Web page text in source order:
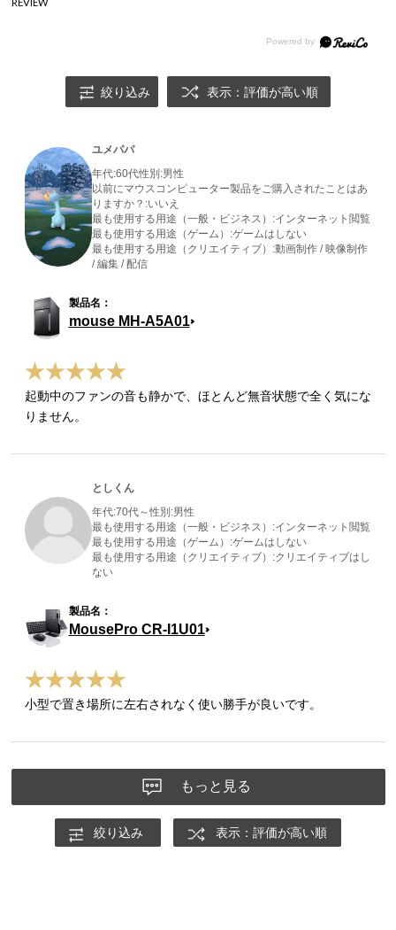
絞り込み 表示：評価が高い順
ユメパパ
年代:60代性別:男性
以前にマウスコンピューター製品をご購入されたことはあ
りますか？:いいえ
最も使用する用途（一般・ビジネス）:インターネット閲覧
最も使用する用途（ゲーム）:ゲームはしない
最も使用する用途（クリエイティブ）:動画制作 / 映像制作
/ 編集 / 配信
mouse MH-A5A01
起動中のファンの音も静かで、ほとんど無音状態で全く気にな
りません。
としくん
年代:70代～性別:男性
最も使用する用途（一般・ビジネス）:インターネット閲覧
最も使用する用途（ゲーム）:ゲームはしない
最も使用する用途（クリエイティブ）:クリエイティブはし
ない
MousePro CR-I1U01
小型で置き場所に左右されなく使い勝手が良いです。
もっと見る
絞り込み 表示：評価が高い順